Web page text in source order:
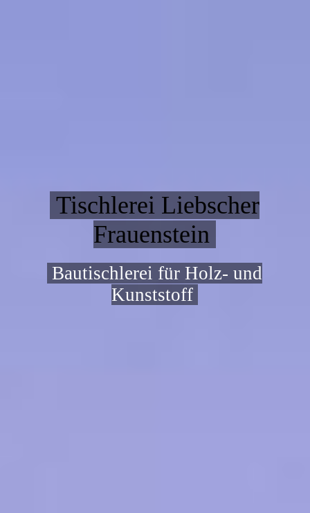
Tischlerei Liebscher
Frauenstein
Bautischlerei für Holz- und
Kunststoff